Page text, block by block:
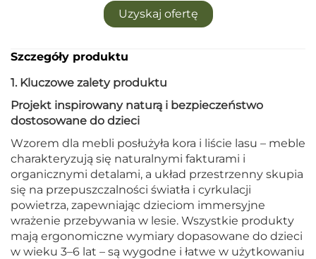
Uzyskaj ofertę
Szczegóły produktu
1. Kluczowe zalety produktu
Projekt inspirowany naturą i bezpieczeństwo
dostosowane do dzieci
Wzorem dla mebli posłużyła kora i liście lasu – meble
charakteryzują się naturalnymi fakturami i
organicznymi detalami, a układ przestrzenny skupia
się na przepuszczalności światła i cyrkulacji
powietrza, zapewniając dzieciom immersyjne
wrażenie przebywania w lesie. Wszystkie produkty
mają ergonomiczne wymiary dopasowane do dzieci
w wieku 3–6 lat – są wygodne i łatwe w użytkowaniu